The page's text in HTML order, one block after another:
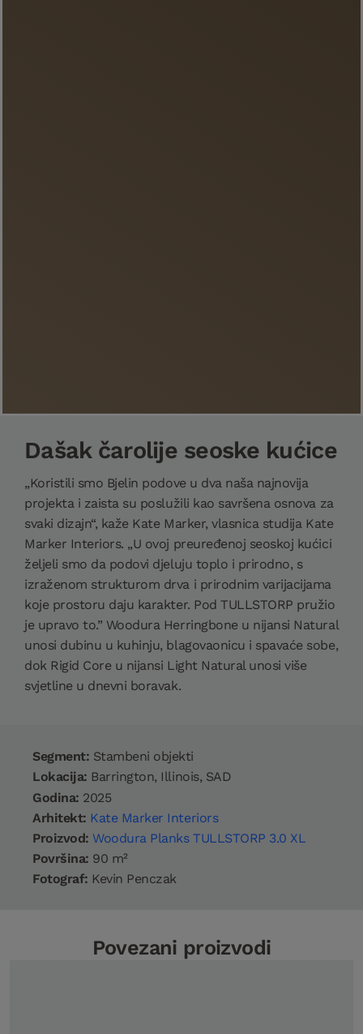
Dašak čarolije seoske kućice
„Koristili smo Bjelin podove u dva naša najnovija
projekta i zaista su poslužili kao savršena osnova za
svaki dizajn“, kaže Kate Marker, vlasnica studija Kate
Marker Interiors. „U ovoj preuređenoj seoskoj kućici
željeli smo da podovi djeluju toplo i prirodno, s
izraženom strukturom drva i prirodnim varijacijama
koje prostoru daju karakter. Pod TULLSTORP pružio
je upravo to.” Woodura Herringbone u nijansi Natural
unosi dubinu u kuhinju, blagovaonicu i spavaće sobe,
dok Rigid Core u nijansi Light Natural unosi više
svjetline u dnevni boravak.
Segment: Stambeni objekti
Lokacija: Barrington, Illinois, SAD
Godina: 2025
Arhitekt: Kate Marker Interiors
Proizvod: Woodura Planks TULLSTORP 3.0 XL
Površina: 90 m²
Fotograf: Kevin Penczak
Povezani proizvodi